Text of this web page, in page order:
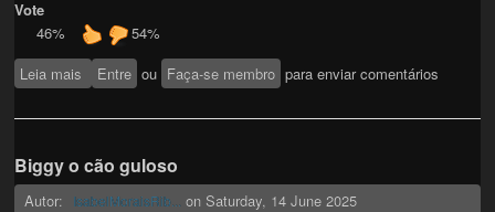
Vote
46%
54%
Leia mais sobre LIVE TERCA FEIRA PRÓXIMA AS 23H (horário de
Entre ou Faça-se membro para enviar comentários
Biggy o cão guloso
Autor: IsabelMoraisRib... on Saturday, 14 June 2025